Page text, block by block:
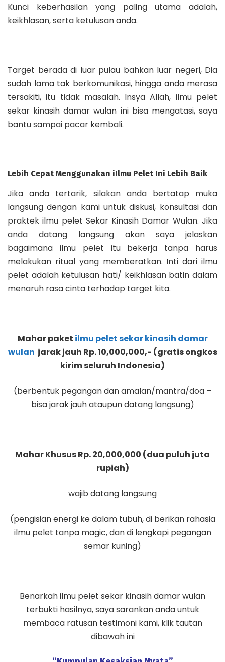
Kunci keberhasilan yang paling utama adalah,
keikhlasan, serta ketulusan anda.
Target berada di luar pulau bahkan luar negeri, Dia
sudah lama tak berkomunikasi, hingga anda merasa
tersakiti, itu tidak masalah. Insya Allah, ilmu pelet
sekar kinasih damar wulan ini bisa mengatasi, saya
bantu sampai pacar kembali.
Lebih Cepat Menggunakan iIlmu Pelet Ini Lebih Baik
Jika anda tertarik, silakan anda bertatap muka
langsung dengan kami untuk diskusi, konsultasi dan
praktek ilmu pelet Sekar Kinasih Damar Wulan. Jika
anda datang langsung akan saya jelaskan
bagaimana ilmu pelet itu bekerja tanpa harus
melakukan ritual yang memberatkan. Inti dari ilmu
pelet adalah ketulusan hati/ keikhlasan batin dalam
menaruh rasa cinta terhadap target kita.
Mahar paket ilmu pelet sekar kinasih damar
wulan jarak jauh Rp. 10,000,000,- (gratis ongkos
kirim seluruh Indonesia)
(berbentuk pegangan dan amalan/mantra/doa –
bisa jarak jauh ataupun datang langsung)
Mahar Khusus Rp. 20,000,000 (dua puluh juta
rupiah)
wajib datang langsung
(pengisian energi ke dalam tubuh, di berikan rahasia
ilmu pelet tanpa magic, dan di lengkapi pegangan
semar kuning)
Benarkah ilmu pelet sekar kinasih damar wulan
terbukti hasilnya, saya sarankan anda untuk
membaca ratusan testimoni kami, klik tautan
dibawah ini